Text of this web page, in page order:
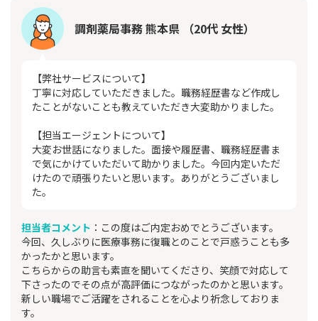
調剤薬局事務 熊本県 （20代 女性）
【弊社サービスについて】
丁寧に対応していただきました。職務経歴書など作成し
たことがないことも教えていただき大変助かりました。
【担当エージェントについて】
大変お世話になりました。面接や履歴書、職務経歴書ま
で気にかけていただいて助かりました。今回内定いただ
けたので頑張りたいと思います。ありがとうございまし
た。
担当者コメント ：この度はご内定おめでとうございます。
今回、久しぶりに医療事務に復職とのことで戸惑うことも多
かったかと思います。
こちらからの助言も素直を聞いてくださり、笑顔で対応して
下さったのでその点が高評価につながったのかと思います。
新しい職場でご活躍をされることを心より祈念しておりま
す。